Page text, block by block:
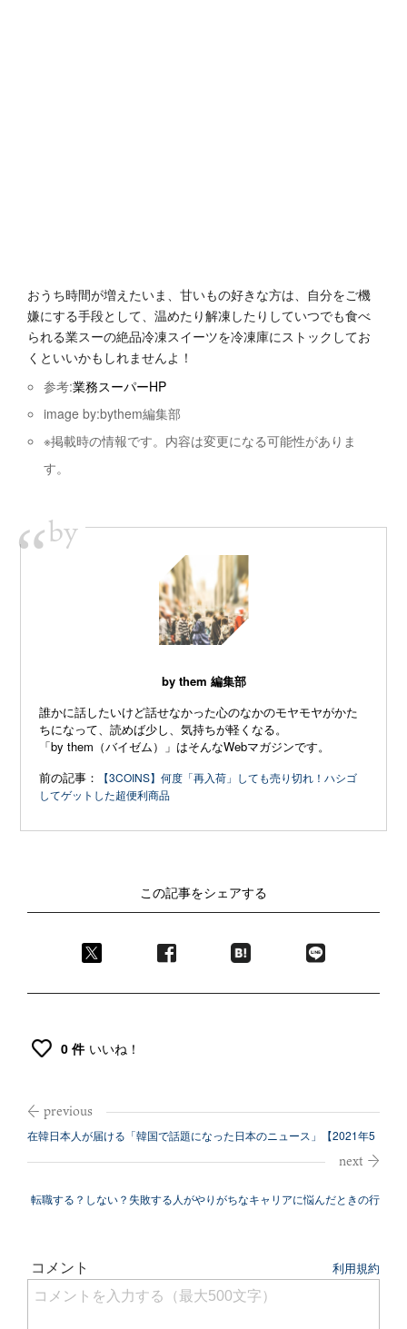
おうち時間が増えたいま、甘いもの好きな方は、自分をご機
嫌にする手段として、温めたり解凍したりしていつでも食べ
られる業スーの絶品冷凍スイーツを冷凍庫にストックしてお
くといいかもしれませんよ！
参考:業務スーパーHP
image by:bythem編集部
※掲載時の情報です。内容は変更になる可能性がありま
す。
“by
by them 編集部
誰かに話したいけど話せなかった心のなかのモヤモヤがかた
ちになって、読めば少し、気持ちが軽くなる。
「by them（バイゼム）」はそんなWebマガジンです。
前の記事：
【3COINS】何度「再入荷」しても売り切れ！ハシゴ
してゲットした超便利商品
この記事をシェアする
0 件 いいね！
在韓日本人が届ける「韓国で話題になった日本のニュース」【2021年5
転職する？しない？失敗する人がやりがちなキャリアに悩んだときの行